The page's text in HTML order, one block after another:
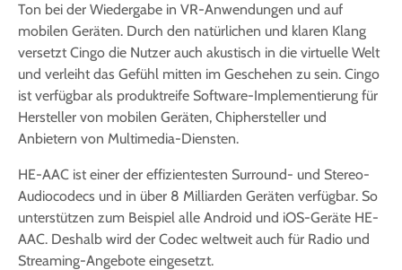
Ton bei der Wiedergabe in VR-Anwendungen und auf
mobilen Geräten. Durch den natürlichen und klaren Klang
versetzt Cingo die Nutzer auch akustisch in die virtuelle Welt
und verleiht das Gefühl mitten im Geschehen zu sein. Cingo
ist verfügbar als produktreife Software-Implementierung für
Hersteller von mobilen Geräten, Chiphersteller und
Anbietern von Multimedia-Diensten.
HE-AAC ist einer der effizientesten Surround- und Stereo-
Audiocodecs und in über 8 Milliarden Geräten verfügbar. So
unterstützen zum Beispiel alle Android und iOS-Geräte HE-
AAC. Deshalb wird der Codec weltweit auch für Radio und
Streaming-Angebote eingesetzt.